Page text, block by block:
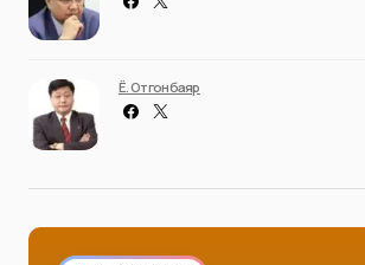
Ё. Отгонбаяр